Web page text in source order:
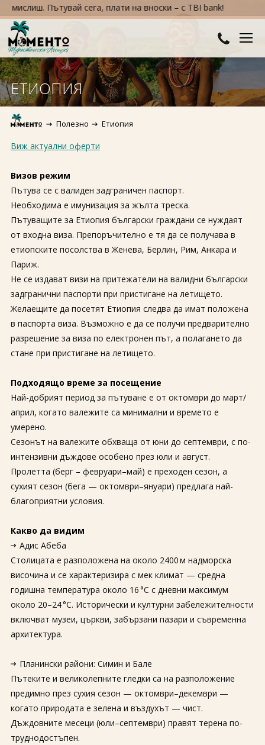
Пътувай сега, плати на вноски – с TBI bank!
ДЕСТИНАЦИИ
Австралия и Океания
Азия
Африка
Европа
Северна Америка
Южна Америка
ХОТЕЛИ
Хотели в България
Хотели в Турция
КРУИЗИ
ПРАЗНИЦИ
Великден
Коледа
Нова година
ПОЛЕЗНО
КОНТАКТИ
За нас
Документи
Магазин
Общи условия
поверителност
ЗАПИТВАНЕ
ЕТИОПИЯ
Полезно Етиопия
Виж актуални оферти
Визов режим
Пътува се с валиден задграничен паспорт.
Необходима е имунизация за жълта треска.
Пътуващите за Етиопия български граждани се нуждаят
от входна виза. Препоръчително е тя да се получава в
етиопските посолства в Женева, Берлин, Рим, Анкара и
Париж.
Не се издават визи на притежатели на валидни български
задгранични паспорти при пристигане на летището.
Желаещите да посетят Етиопия следва да имат положена
в паспорта виза. Възможно е да се получи предварително
разрешение за виза по електронен път, а полагането да
стане при пристигане на летището.
Подходящо време за посещение
Най-добрият период за пътуване е от октомври до март/
април, когато валежите са минимални и времето е
умерено.
Сезонът на валежите обхваща от юни до септември, с по-
интензивни дъждове особено през юли и август.
Пролетта (берг – февруари–май) е преходен сезон, а
сухият сезон (бега — октомври–януари) предлага най-
благоприятни условия.
Какво да видим
Адис Абеба
Столицата е разположена на около 2400 м надморска
височина и се характеризира с мек климат — средна
годишна температура около 16 °C с дневни максимум
около 20–24 °C. Исторически и културни забележителности
включват музеи, църкви, забързани пазари и съвременна
архитектура.
Планински райони: Симин и Бале
Пътеките и великолепните гледки са на разположение
предимно през сухия сезон — октомври–декември —
когато природата е зелена и въздухът — чист.
Дъждовните месеци (юли–септември) правят терена по-
труднодостъпен.